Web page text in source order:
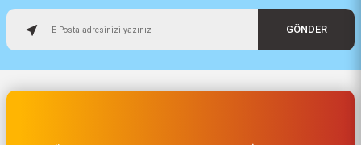
orijinal
H... U... | 02/06/2026
GÖNDER